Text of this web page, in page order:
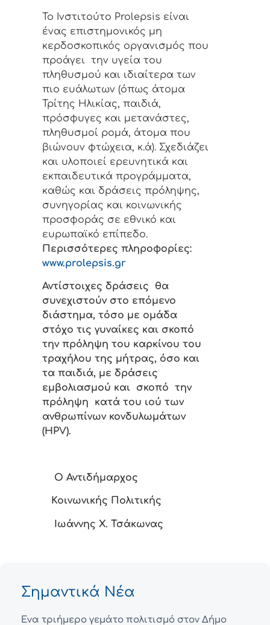
Το Ινστιτούτο Prolepsis είναι
ένας επιστημονικός μη
κερδοσκοπικός οργανισμός που
προάγει την υγεία του
πληθυσμού και ιδιαίτερα των
πιο ευάλωτων (όπως άτομα
Τρίτης Ηλικίας, παιδιά,
πρόσφυγες και μετανάστες,
πληθυσμοί ρομά, άτομα που
βιώνουν φτώχεια, κ.ά). Σχεδιάζει
και υλοποιεί ερευνητικά και
εκπαιδευτικά προγράμματα,
καθώς και δράσεις πρόληψης,
συνηγορίας και κοινωνικής
προσφοράς σε εθνικό και
ευρωπαϊκό επίπεδο.
Περισσότερες πληροφορίες:
www.prolepsis.gr
Αντίστοιχες δράσεις θα
συνεχιστούν στο επόμενο
διάστημα, τόσο με ομάδα
στόχο τις γυναίκες και σκοπό
την πρόληψη του καρκίνου του
τραχήλου της μήτρας, όσο και
τα παιδιά, με δράσεις
εμβολιασμού και σκοπό την
πρόληψη κατά του ιού των
ανθρωπίνων κονδυλωμάτων
(HPV).
Ο Αντιδήμαρχος
Κοινωνικής Πολιτικής
Ιωάννης Χ. Τσάκωνας
Σημαντικά Νέα
Ένα τριήμερο γεμάτο πολιτισμό στον Δήμο